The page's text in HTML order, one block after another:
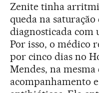
Zenite tinha
queda na
diagnosticada com
Por isso, o médico
por cinco dias no
Mendes, na
acompanhamento